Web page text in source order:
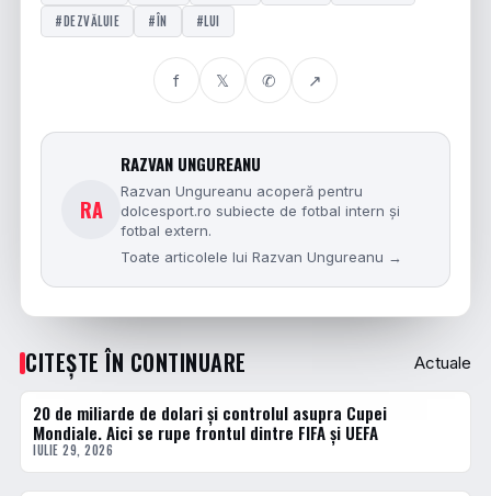
#DEZVĂLUIE
#ÎN #LUI
f 𝕏 ✆ ↗
RA
RAZVAN UNGUREANU
Razvan Ungureanu acoperă pentru
dolcesport.ro subiecte de fotbal intern și
fotbal extern.
Toate articolele lui Razvan Ungureanu →
CITEȘTE ÎN CONTINUARE Actuale
ACTUALE
20 de miliarde de dolari și controlul asupra Cupei
Mondiale. Aici se rupe frontul dintre FIFA și UEFA
IULIE 29, 2026